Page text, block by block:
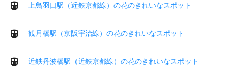
上鳥羽口駅（近鉄京都線）の花のきれいなスポット
観月橋駅（京阪宇治線）の花のきれいなスポット
近鉄丹波橋駅（近鉄京都線）の花のきれいなスポット